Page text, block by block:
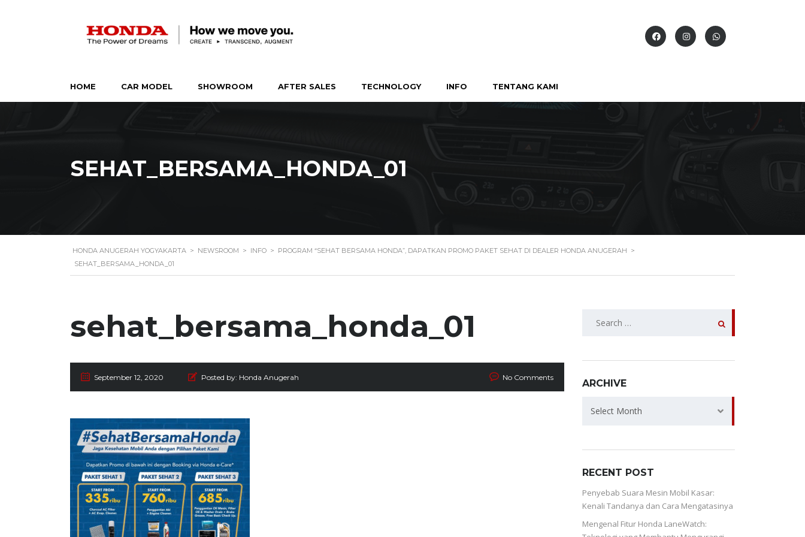
HOME CAR MODEL SHOWROOM AFTER SALES TECHNOLOGY INFO TENTANG KAMI
SEHAT_BERSAMA_HONDA_01
HONDA ANUGERAH YOGYAKARTA > NEWSROOM > INFO > PROGRAM “SEHAT BERSAMA HONDA”, DAPATKAN PROMO PAKET SEHAT DI DEALER HONDA ANUGERAH >
SEHAT_BERSAMA_HONDA_01
sehat_bersama_honda_01
September 12, 2020 Posted by: Honda Anugerah No Comments
SEARCH
ARCHIVE
ARCHIVE
Select Month
RECENT POST
Penyebab Suara Mesin Mobil Kasar:
Kenali Tandanya dan Cara Mengatasinya
Mengenal Fitur Honda LaneWatch: